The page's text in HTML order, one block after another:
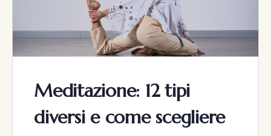
Meditazione: 12 tipi
diversi e come scegliere